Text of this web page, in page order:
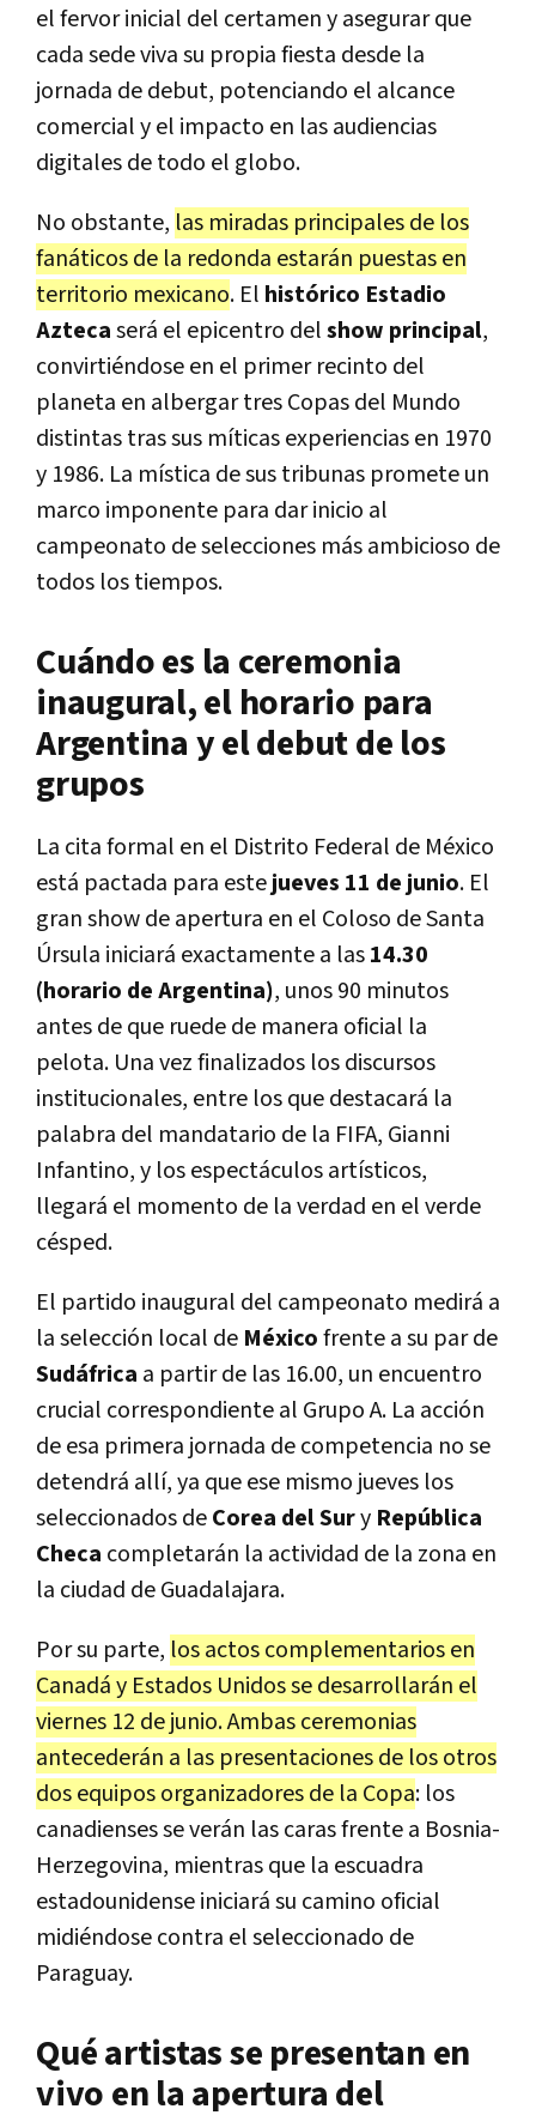
el fervor inicial del certamen y asegurar que
cada sede viva su propia fiesta desde la
jornada de debut, potenciando el alcance
comercial y el impacto en las audiencias
digitales de todo el globo.
No obstante, las miradas principales de los
fanáticos de la redonda estarán puestas en
territorio mexicano. El histórico Estadio
Aztecaserá el epicentro delshow principal,
convirtiéndose en el primer recinto del
planeta en albergar tres Copas del Mundo
distintas tras sus míticas experiencias en 1970
y 1986. La mística de sus tribunas promete un
marco imponente para dar inicio al
campeonato de selecciones más ambicioso de
todos los tiempos.
Cuándo es la ceremonia
inaugural, el horario para
Argentina y el debut de los
grupos
La cita formal en el Distrito Federal de México
está pactada para estejueves 11 de junio. El
gran show de apertura en el Coloso de Santa
Úrsula iniciará exactamente a las14.30
(horario de Argentina), unos 90 minutos
antes de que ruede de manera oficial la
pelota. Una vez finalizados los discursos
institucionales, entre los que destacará la
palabra del mandatario de la FIFA, Gianni
Infantino, y los espectáculos artísticos,
llegará el momento de la verdad en el verde
césped.
El partido inaugural del campeonato medirá a
la selección local de Méxicofrente a su par de
Sudáfrica a partir de las 16.00, un encuentro
crucial correspondiente al Grupo A. La acción
de esa primera jornada de competencia no se
detendrá allí, ya que ese mismo jueves los
seleccionados deCorea del Sury República
Checa completarán la actividad de la zona en
la ciudad de Guadalajara.
Por su parte, los actos complementarios en
Canadá y Estados Unidos se desarrollarán el
viernes 12 de junio. Ambas ceremonias
antecederán a las presentaciones de los otros
dos equipos organizadores de la Copa: los
canadienses se verán las caras frente a Bosnia-
Herzegovina, mientras que la escuadra
estadounidense iniciará su camino oficial
midiéndose contra el seleccionado de
Paraguay.
Qué artistas se presentan en
vivo en la apertura del